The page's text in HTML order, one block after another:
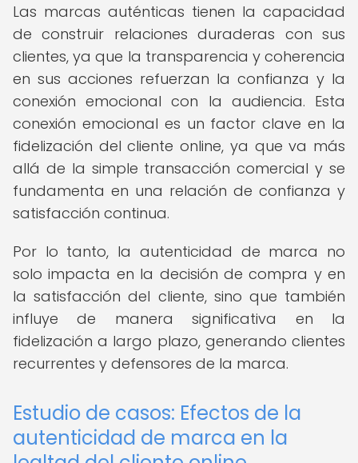
Las marcas auténticas tienen la capacidad
de construir relaciones duraderas con sus
clientes, ya que la transparencia y coherencia
en sus acciones refuerzan la confianza y la
conexión emocional con la audiencia. Esta
conexión emocional es un factor clave en la
fidelización del cliente online, ya que va más
allá de la simple transacción comercial y se
fundamenta en una relación de confianza y
satisfacción continua.
Por lo tanto, la autenticidad de marca no
solo impacta en la decisión de compra y en
la satisfacción del cliente, sino que también
influye de manera significativa en la
fidelización a largo plazo, generando clientes
recurrentes y defensores de la marca.
Estudio de casos: Efectos de la
autenticidad de marca en la